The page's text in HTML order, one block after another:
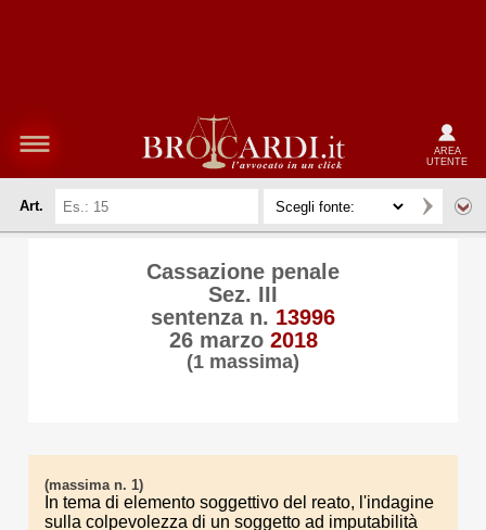
AREA
UTENTE
Art.
Cassazione penale
Sez. III
sentenza n. 13996
26 marzo 2018
(1 massima)
(massima n. 1)
In tema di elemento soggettivo del reato, l'indagine
sulla colpevolezza di un soggetto ad imputabilità